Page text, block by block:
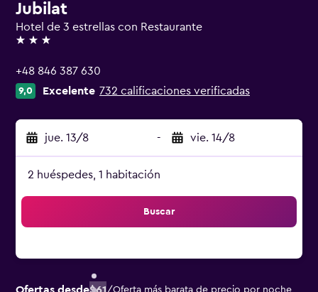
Jubilat
Hotel de 3 estrellas con Restaurante
3 estrellas
+48 846 387 630
9,0 Excelente 732 calificaciones verificadas
jue. 13/8 - vie. 14/8
2 huéspedes, 1 habitación
Buscar
/Oferta más barata de precio por noche